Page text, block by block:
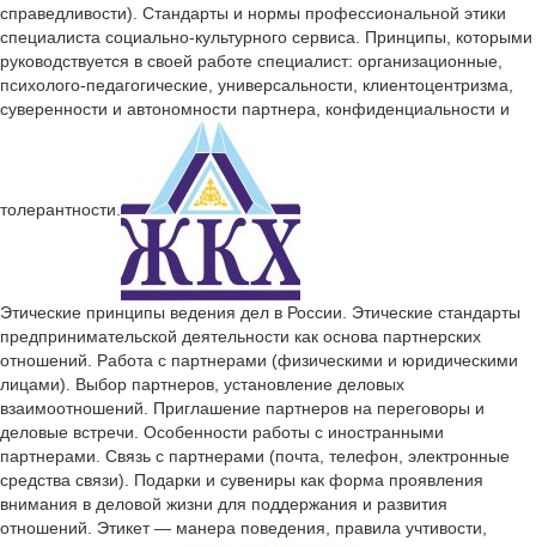
справедливости). Стандарты и нормы профессиональной этики
специалиста социально-культурного сервиса. Принципы, которыми
руководствуется в своей работе специалист: организационные,
психолого-педагогические, универсальности, клиентоцентризма,
суверенности и автономности партнера, конфиденциальности и
толерантности.
Этические принципы ведения дел в России. Этические стандарты
предпринимательской деятельности как основа партнерских
отношений. Работа с партнерами (физическими и юридическими
лицами). Выбор партнеров, установление деловых
взаимоотношений. Приглашение партнеров на переговоры и
деловые встречи. Особенности работы с иностранными
партнерами. Связь с партнерами (почта, телефон, электронные
средства связи). Подарки и сувениры как форма проявления
внимания в деловой жизни для поддержания и развития
отношений. Этикет — манера поведения, правила учтивости,